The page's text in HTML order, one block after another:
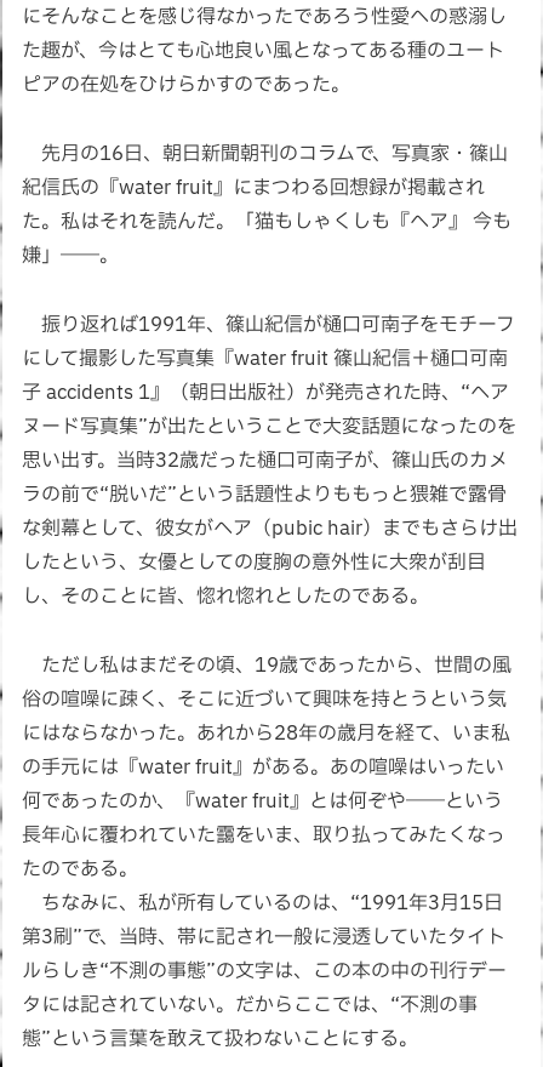
にそんなことを感じ得なかったであろう性愛への惑溺し
た趣が、今はとても心地良い風となってある種のユート
ピアの在処をひけらかすのであった。
先月の16日、朝日新聞朝刊のコラムで、写真家・篠山
紀信氏の『water fruit』にまつわる回想録が掲載され
た。私はそれを読んだ。「猫もしゃくしも『ヘア』 今も
嫌」――。
振り返れば1991年、篠山紀信が樋口可南子をモチーフ
にして撮影した写真集『water fruit 篠山紀信＋樋口可南
子 accidents 1』（朝日出版社）が発売された時、“ヘア
ヌード写真集”が出たということで大変話題になったのを
思い出す。当時32歳だった樋口可南子が、篠山氏のカメ
ラの前で“脱いだ”という話題性よりももっと猥雑で露骨
な剣幕として、彼女がヘア（pubic hair）までもさらけ出
したという、女優としての度胸の意外性に大衆が刮目
し、そのことに皆、惚れ惚れとしたのである。
ただし私はまだその頃、19歳であったから、世間の風
俗の喧噪に疎く、そこに近づいて興味を持とうという気
にはならなかった。あれから28年の歳月を経て、いま私
の手元には『water fruit』がある。あの喧噪はいったい
何であったのか、『water fruit』とは何ぞや――という
長年心に覆われていた靄をいま、取り払ってみたくなっ
たのである。
ちなみに、私が所有しているのは、“1991年3月15日
第3刷”で、当時、帯に記され一般に浸透していたタイト
ルらしき“不測の事態”の文字は、この本の中の刊行デー
タには記されていない。だからここでは、“不測の事
態”という言葉を敢えて扱わないことにする。